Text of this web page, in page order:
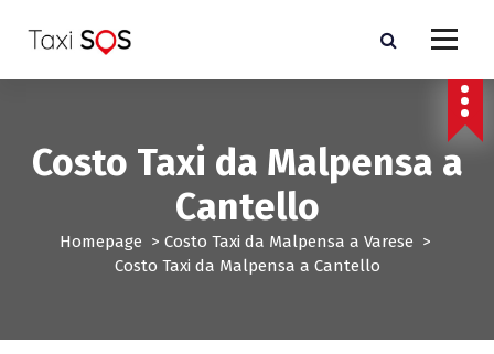
a
Costo Taxi da Malpensa a
Cantello
Homepage > Costo Taxi da Malpensa a Varese >
Costo Taxi da Malpensa a Cantello